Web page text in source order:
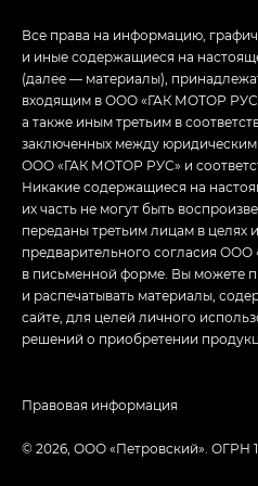
Все права на информацию,
и иные содержащиеся на
(далее — материалы),
входящим в ООО «ГАК МОТОР
а также иным третьим в
заключенных между
ООО «ГАК МОТОР РУС» и
Никакие содержащиеся на
их часть не могут быть
переданы третьим лицам в целях
предварительного согласия
в письменной форме. Вы можете
и распечатывать материалы,
сайте, для целей личного
решений о приобретении
© 2026, ООО «‎Петровский»‎. ОГРН
Правовая информация